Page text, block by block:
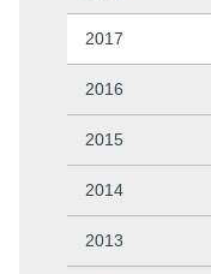
2017
2016
2015
2014
2013